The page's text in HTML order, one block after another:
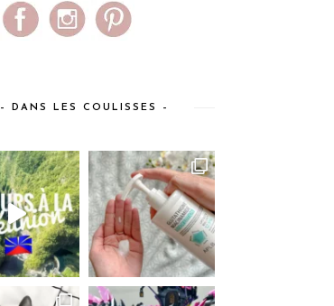
– DANS LES COULISSES –